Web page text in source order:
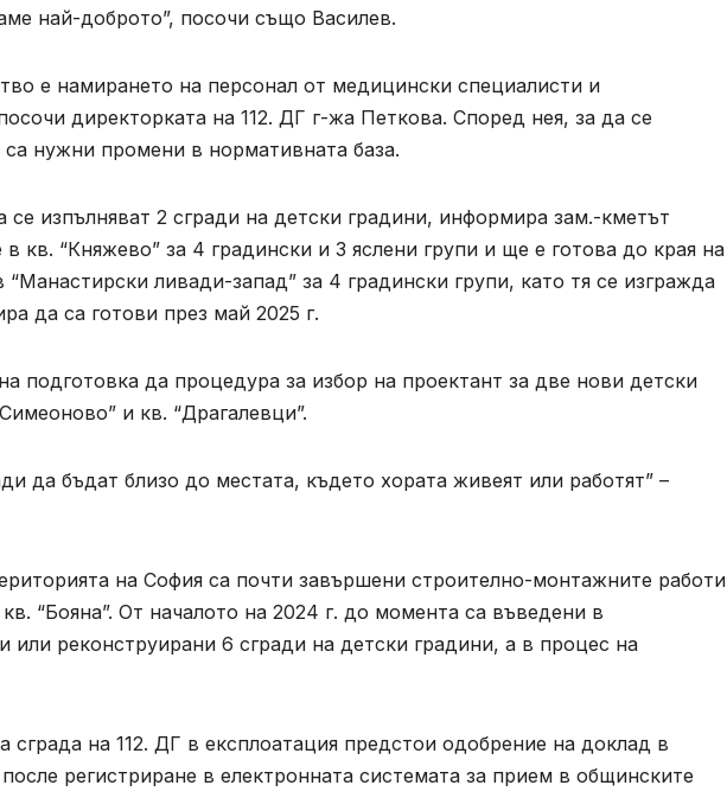
най-доброто”, посочи също Василев.
е намирането на персонал от медицински специалисти и
директорката на 112. ДГ г-жа Петкова. Според нея, за да се
са нужни промени в нормативната база.
изпълняват 2 сгради на детски градини, информира зам.-кметът
кв. “Княжево” за 4 градински и 3 яслени групи и ще е готова до края на
“Манастирски ливади-запад” за 4 градински групи, като тя се изгражда
да са готови през май 2025 г.
подготовка да процедура за избор на проектант за две нови детски
и кв. “Драгалевци”.
да бъдат близо до местата, където хората живеят или работят” –
на София са почти завършени строително-монтажните работи
“Бояна”. От началото на 2024 г. до момента са въведени в
или реконструирани 6 сгради на детски градини, а в процес на
на 112. ДГ в експлоатация предстои одобрение на доклад в
регистриране в електронната системата за прием в общинските